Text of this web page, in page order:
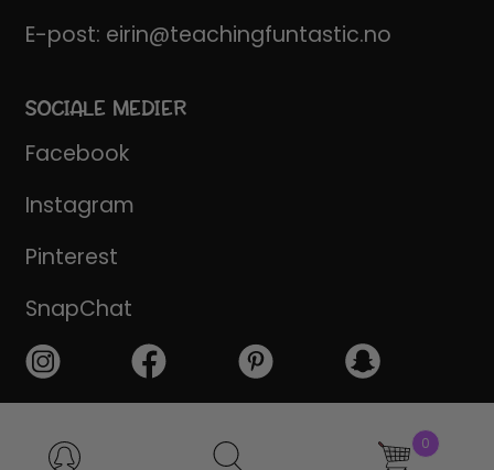
E-post: eirin@teachingfuntastic.no
SOCIALE MEDIER
Facebook
Instagram
Pinterest
SnapChat
Products
search 0